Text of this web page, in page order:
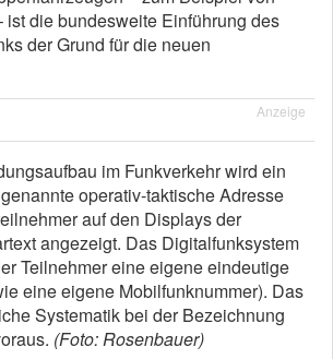
ist die bundesweite Einführung des
der Grund für die neuen
Anzeige
im Funkverkehr wird ein
operativ-taktische Adresse
auf den Displays der
angezeigt. Das Digitalfunksystem
Teilnehmer eine eigene eindeutige
eine eigene Mobilfunknummer). Das
Systematik bei der Bezeichnung
(Foto: Rosenbauer)